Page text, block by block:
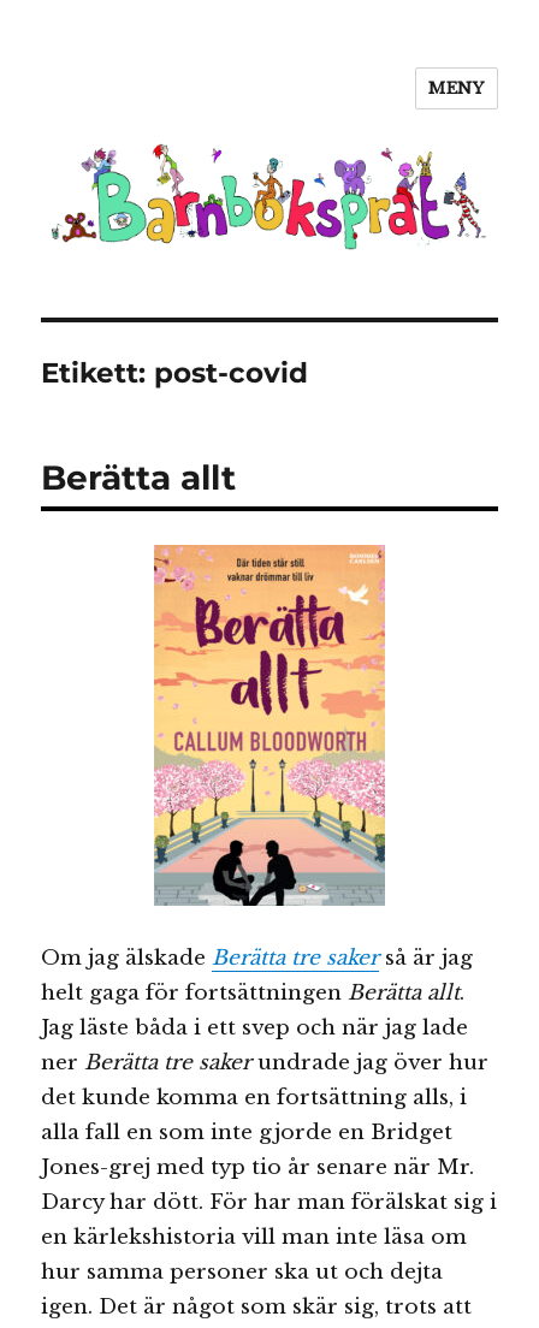
MENY
Etikett: post-covid
Berätta allt
Om jag älskadeBerätta tre sakerså är jag
helt gaga för fortsättningenBerätta allt.
Jag läste båda i ett svep och när jag lade
nerBerätta tre sakerundrade jag över hur
det kunde komma en fortsättning alls, i
alla fall en som inte gjorde en Bridget
Jones-grej med typ tio år senare när Mr.
Darcy har dött. För har man förälskat sig i
en kärlekshistoria vill man inte läsa om
hur samma personer ska ut och dejta
igen. Det är något som skär sig, trots att